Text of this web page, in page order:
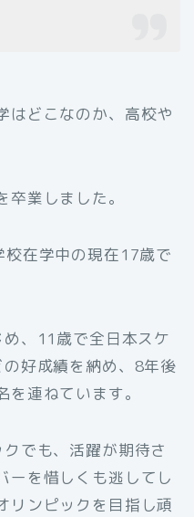
はどこなのか、高校や
業しました。
在学中の現在17歳で
、11歳で全日本スケ
好成績を納め、8年後
連ねています。
でも、活躍が期待さ
ーを惜しくも逃してし
リンピックを目指し頑